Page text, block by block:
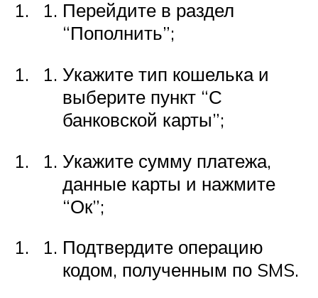
Перейдите в раздел
“Пополнить”;
Укажите тип кошелька и
выберите пункт “С
банковской карты”;
Укажите сумму платежа,
данные карты и нажмите
“Ок”;
Подтвердите операцию
кодом, полученным по SMS.